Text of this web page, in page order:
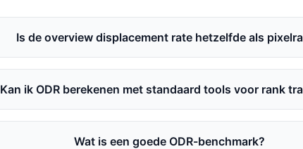
Is de overview displacement rate hetzelfde als
Kan ik ODR berekenen met standaard tools voor rank
Wat is een goede ODR-benchmark?